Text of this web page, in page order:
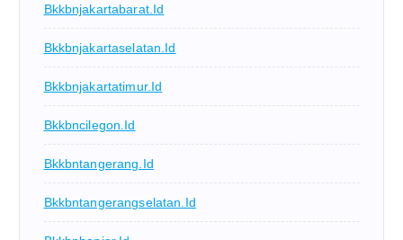
Bkkbnjakartabarat.id
Bkkbnjakartaselatan.id
Bkkbnjakartatimur.id
Bkkbncilegon.id
Bkkbntangerang.id
Bkkbntangerangselatan.id